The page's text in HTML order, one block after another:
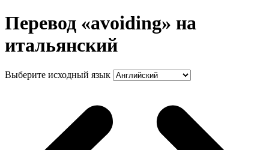
Перевод «avoiding» на
итальянский
Выберите исходный язык